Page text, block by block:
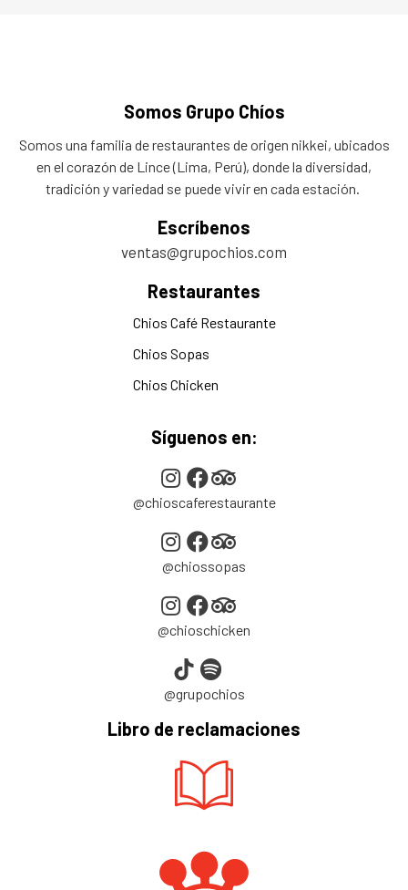
Somos Grupo Chíos
Somos una familia de restaurantes de origen nikkei, ubicados
en el corazón de Lince (Lima, Perú), donde la diversidad,
tradición y variedad se puede vivir en cada estación.
Escríbenos
ventas@grupochios.com
Restaurantes
Chios Café Restaurante
Chios Sopas
Chios Chicken
Síguenos en:
@chioscaferestaurante
@chiossopas
@chioschicken
@grupochios
Libro de reclamaciones